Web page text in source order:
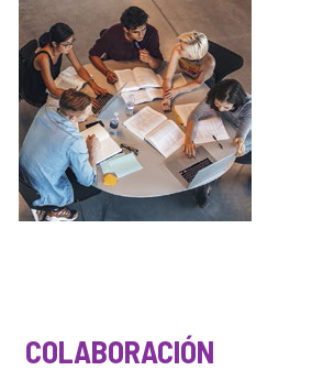
COLABORACIÓN